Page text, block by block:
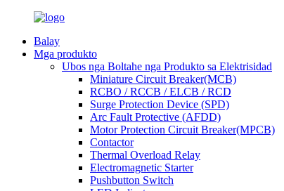
Balay
Mga produkto
Ubos nga Boltahe nga Produkto sa Elektrisidad
Miniature Circuit Breaker(MCB)
RCBO / RCCB / ELCB / RCD
Surge Protection Device (SPD)
Arc Fault Protective (AFDD)
Motor Protection Circuit Breaker(MPCB)
Contactor
Thermal Overload Relay
Electromagnetic Starter
Pushbutton Switch